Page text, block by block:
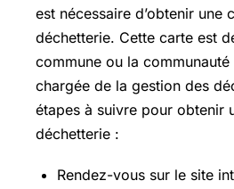
est nécessaire d’obtenir une
déchetterie. Cette carte est
commune ou la
chargée de la gestion des
étapes à suivre pour obtenir
déchetterie :
Rendez-vous sur le site